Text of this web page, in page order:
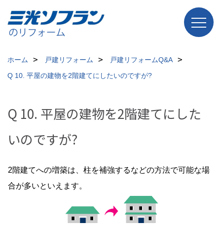
ホーム 戸建リフォーム
戸建リフォームQ&A
Q 10. 平屋の建物を2階建てにしたいのですが?
Q 10. 平屋の建物を2階建てにした
いのですが?
2階建てへの増築は、柱を補強するなどの方法で可能な場
合が多いといえます。